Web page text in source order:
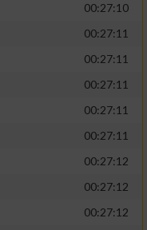
00:27:10
00:27:11
00:27:11
00:27:11
00:27:11
00:27:11
00:27:12
00:27:12
00:27:12